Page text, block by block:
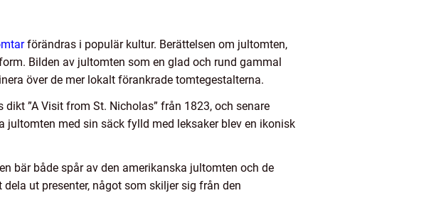
förändras i populär kultur. Berättelsen om jultomten,
Bilden av jultomten som en glad och rund gammal
över de mer lokalt förankrade tomtegestalterna.
”A Visit from St. Nicholas” från 1823, och senare
med sin säck fylld med leksaker blev en ikonisk
bär både spår av den amerikanska jultomten och de
ut presenter, något som skiljer sig från den